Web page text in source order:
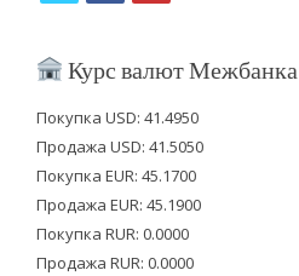
i
t
e
r
c
b
o
o
k
u
u
b
e
Курс валют Межбанка
Покупка USD: 41.4950
Продажа USD: 41.5050
Покупка EUR: 45.1700
Продажа EUR: 45.1900
Покупка RUR: 0.0000
Продажа RUR: 0.0000